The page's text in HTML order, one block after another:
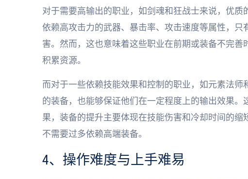
对于需要高输出的职业，如剑魂和狂战士来说，优
依赖高攻击力的武器、暴击率、攻击速度等属性，
害。然而，这也意味着这些职业在前期或装备不完
积累资源。
而对于一些依赖技能效果和控制的职业，如元素法
的装备，也能够保证他们在一定程度上的输出效果
果，装备的提升主要体现在技能伤害和冷却时间的
不需要过多依赖高端装备。
4、操作难度与上手难易